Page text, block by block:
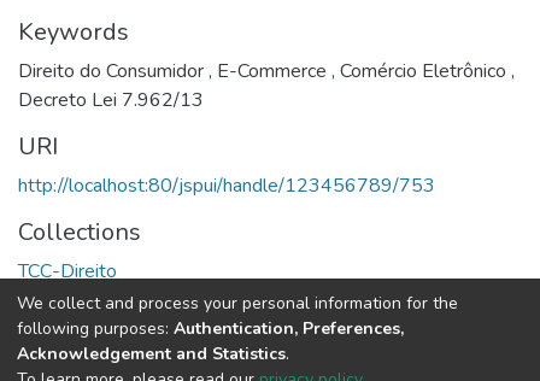
Keywords
Direito do Consumidor, E-Commerce , Comércio Eletrônico ,
Decreto Lei 7.962/13
URI
http://localhost:80/jspui/handle/123456789/753
Collections
TCC-Direito
Full item page
We collect and process your personal information for the
following purposes: Authentication, Preferences,
Acknowledgement and Statistics.